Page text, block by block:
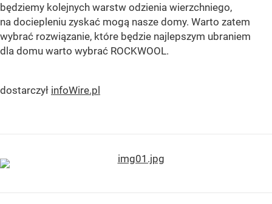
będziemy kolejnych warstw odzienia wierzchniego,
na dociepleniu zyskać mogą nasze domy. Warto zatem
wybrać rozwiązanie, które będzie najlepszym ubraniem
dla domu warto wybrać ROCKWOOL.
dostarczył infoWire.pl